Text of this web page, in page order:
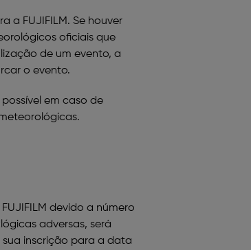
a FUJIFILM. Se houver
oficiais que
de um evento, a
o evento.
em caso de
devido a número
adversas, será
inscrição para a data